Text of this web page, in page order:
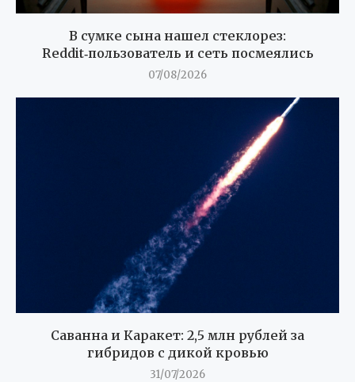
В сумке сына нашел стеклорез:
Reddit‑пользователь и сеть посмеялись
07/08/2026
Саванна и Каракет: 2,5 млн рублей за
гибридов с дикой кровью
31/07/2026